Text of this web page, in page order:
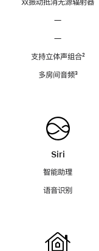
—
—
支持立体声组合脚
²
多房间音频脚
³
Siri
智能助理
语音识别